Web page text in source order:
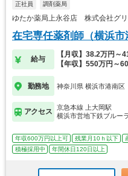
正社員 調剤薬局
ゆたか薬局上永谷店 株式会社グ
在宅専任薬剤師（横浜市
給与
【月収】38.2万円～
【年収】550万円～
勤務地 神奈川県 横浜市港南区
アクセス
京急本線 上大岡駅
横浜市営地下鉄ブルー
年収600万円以上可 残業月10ｈ以下
積極採用中
年間休日120日以上